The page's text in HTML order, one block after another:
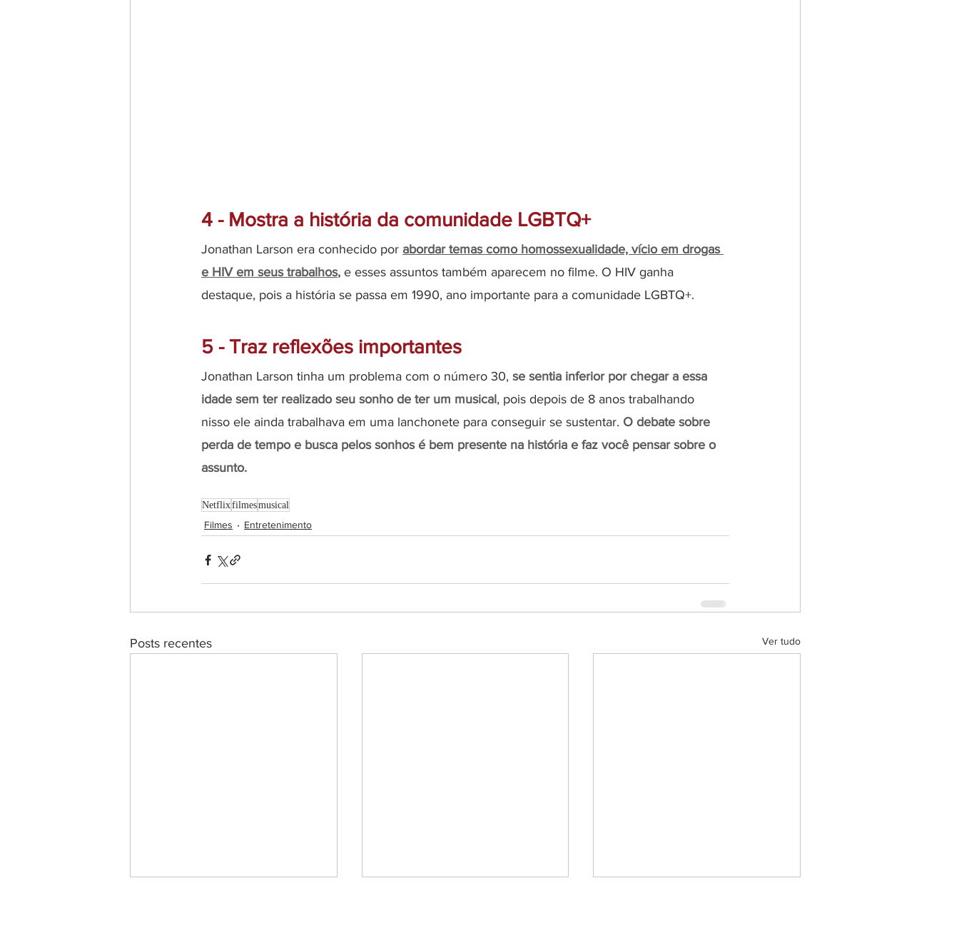
4 - Mostra a história da comunidade LGBTQ+
Jonathan Larson era conhecido por abordar temas como homossexualidade, vício em drogas
e HIV em seus trabalhos, e esses assuntos também aparecem no filme. O HIV ganha
destaque, pois a história se passa em 1990, ano importante para a comunidade LGBTQ+.
5 - Traz reflexões importantes
Jonathan Larson tinha um problema com o número 30, se sentia inferior por chegar a essa
idade sem ter realizado seu sonho de ter um musical, pois depois de 8 anos trabalhando
nisso ele ainda trabalhava em uma lanchonete para conseguir se sustentar. O debate sobre
perda de tempo e busca pelos sonhos é bem presente na história e faz você pensar sobre o
assunto.
Netflixfilmesmusical
Filmes Entretenimento
Posts recentes Ver tudo